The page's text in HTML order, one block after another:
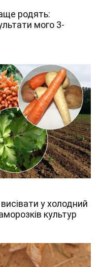
родять:
мого 3-
у холодний
культур